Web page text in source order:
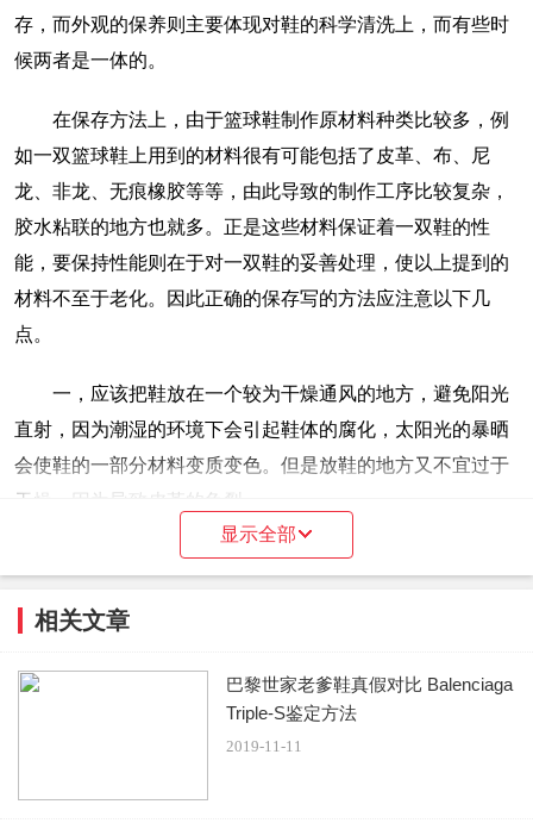
存，而外观的保养则主要体现对鞋的科学清洗上，而有些时
候两者是一体的。
在保存方法上，由于篮球鞋制作原材料种类比较多，例
如一双篮球鞋上用到的材料很有可能包括了皮革、布、尼
龙、非龙、无痕橡胶等等，由此导致的制作工序比较复杂，
胶水粘联的地方也就多。正是这些材料保证着一双鞋的性
能，要保持性能则在于对一双鞋的妥善处理，使以上提到的
材料不至于老化。因此正确的保存写的方法应注意以下几
点。
一，应该把鞋放在一个较为干燥通风的地方，避免阳光
直射，因为潮湿的环境下会引起鞋体的腐化，太阳光的暴晒
会使鞋的一部分材料变质变色。但是放鞋的地方又不宜过于
干燥，因为导致皮革的龟裂。
二，保存鞋的时候，应该在鞋内塞上柔软的纸团，这样
部的干燥，而且有利于保持鞋形的固定，不至于在使用过后
&ldquo;垮掉&rdquo;。
三，特别需要提出的是对于收藏型的保存，最好买一些
大限度的与空气隔离，防止较长一段时间内空气对鞋不断的
显示全部
相关文章
巴黎世家老爹鞋真假对比 Balenciaga
Triple-S鉴定方法
2019-11-11